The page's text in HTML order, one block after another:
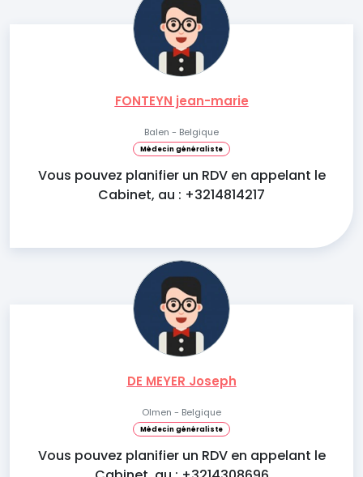
FONTEYN jean-marie
Balen - Belgique
Médecin généraliste
Vous pouvez planifier un RDV en appelant le
Cabinet, au : +3214814217
DE MEYER Joseph
Olmen - Belgique
Médecin généraliste
Vous pouvez planifier un RDV en appelant le